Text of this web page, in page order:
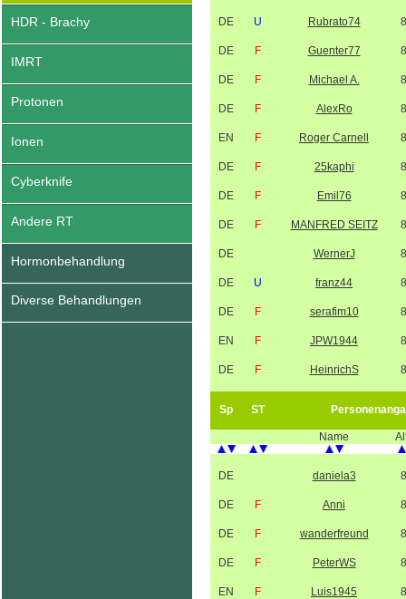
HDR - Brachy
IMRT
Protonen
Ionen
Cyberknife
Andere RT
Hormonbehandlung
Diverse Behandlungen
DE U Rubrato74
DE F Guenter77
DE F Michael A.
DE F AlexRo
EN F Roger Carnell
DE F 25kaphi
DE F Emil76
DE F MANFRED SEITZ
DE WernerJ
DE U franz44
DE F serafim10
EN F JPW1944
DE F HeinrichS
Sp ST
Name
DE daniela3
DE F Anni
DE F wanderfreund
DE F PeterWS
EN F Luis1945